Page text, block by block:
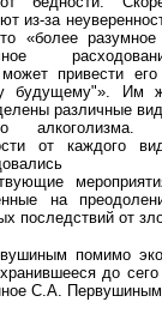
из-за
«более
привести
будущему"». Им
различные
алкоголизма.
от каждого
на
последствий от
помимо
до
С.А.